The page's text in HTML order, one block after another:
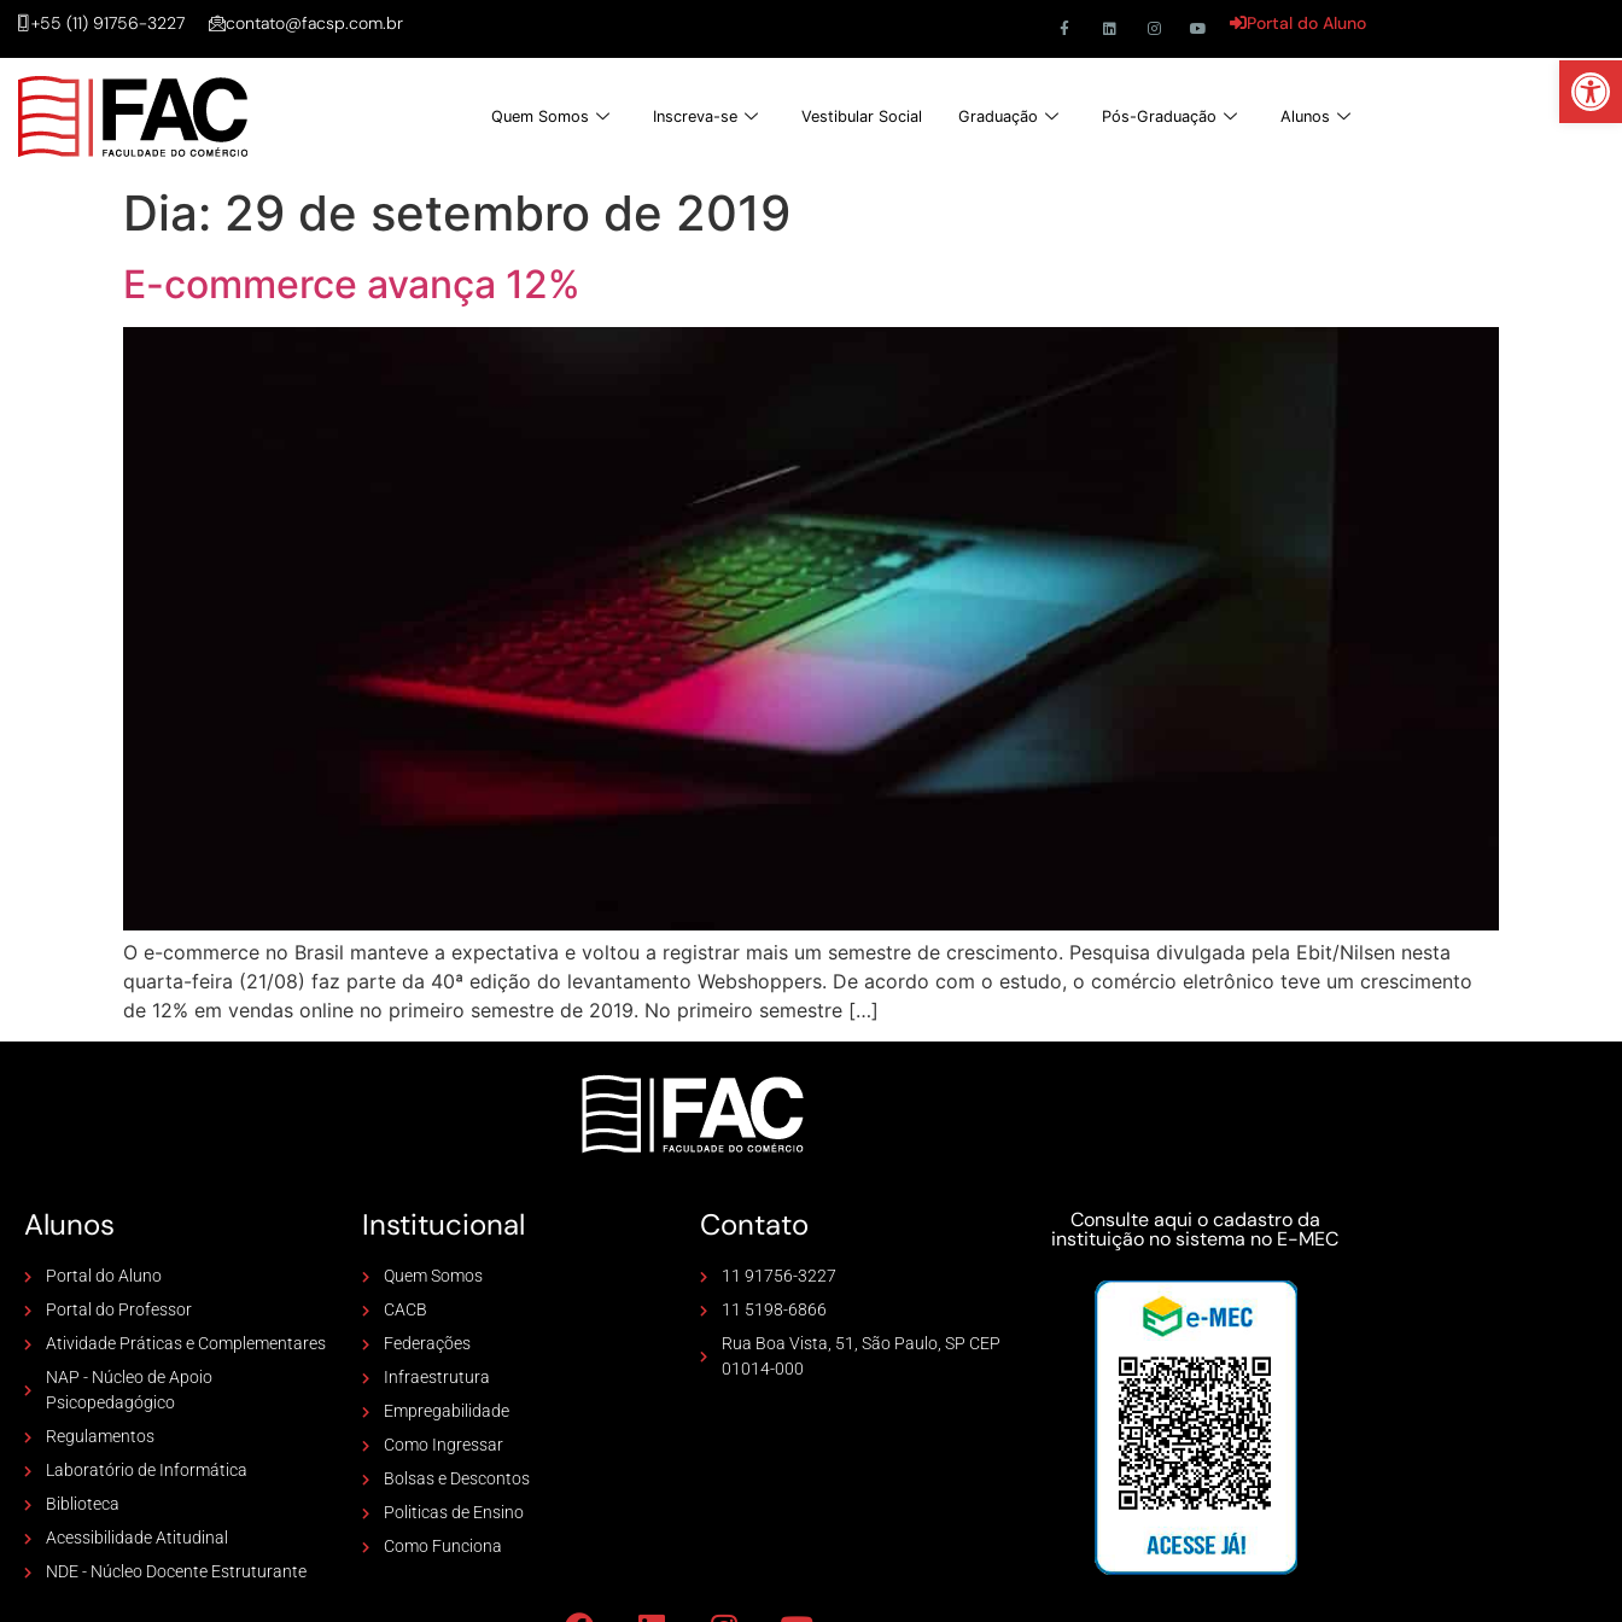
Abrir
+55 (11) 91756-3227 contato@facsp.com.br Portal do Aluno
Quem Somos Inscreva-se Vestibular Social Graduação Pós-Graduação Alunos
Dia: 29 de setembro de 2019
E-commerce avança 12%
O e-commerce no Brasil manteve a expectativa e voltou a registrar mais um semestre de crescimento. Pesquisa divulgada pela Ebit/Nilsen nesta
quarta-feira (21/08) faz parte da 40ª edição do levantamento Webshoppers. De acordo com o estudo, o comércio eletrônico teve um crescimento
de 12% em vendas online no primeiro semestre de 2019. No primeiro semestre […]
Alunos
Portal do Aluno
Portal do Professor
Atividade Práticas e Complementares
NAP - Núcleo de Apoio
Psicopedagógico
Regulamentos
Laboratório de Informática
Biblioteca
Acessibilidade Atitudinal
NDE - Núcleo Docente Estruturante
Institucional
Quem Somos
CACB
Federações
Infraestrutura
Empregabilidade
Como Ingressar
Bolsas e Descontos
Politicas de Ensino
Como Funciona
Contato
11 91756-3227
11 5198-6866
Rua Boa Vista, 51, São Paulo, SP CEP
01014-000
Consulte aqui o cadastro da
instituição no sistema no E-MEC